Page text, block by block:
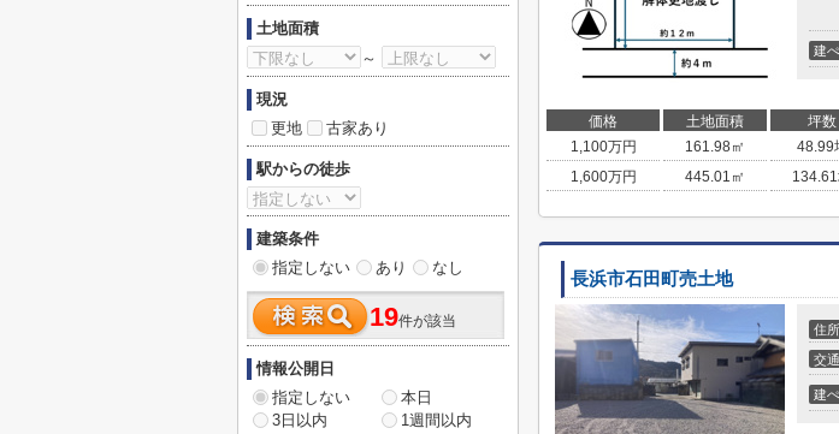
建
価格 土地面積 坪数
1,100万円 161.98㎡ 48.99
1,600万円 445.01㎡
長浜市石田町売土地
住所
交通
建
土地面積
～
現況
更地
古家あり
駅からの徒歩
建築条件
指定しない
あり なし
19件が該当
情報公開日
指定しない
本日
3日以内
1週間以内